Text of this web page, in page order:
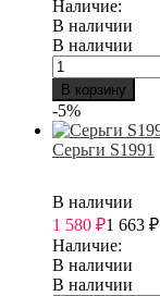
Наличие:
В наличии
В наличии
В корзину
-5%
Серьги S1991
В наличии
1 580 ₽1 663 ₽
Наличие:
В наличии
В наличии